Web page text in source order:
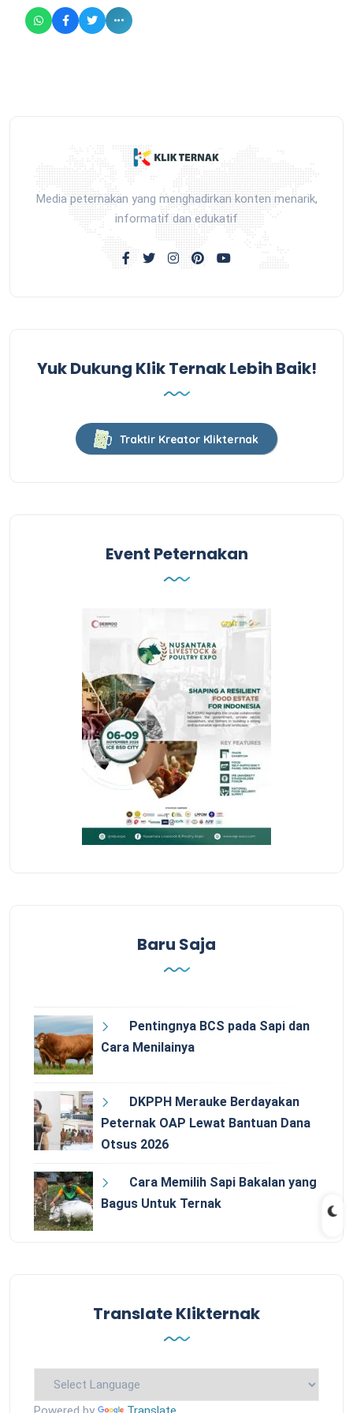
Media peternakan yang menghadirkan konten menarik,
informatif dan edukatif
Yuk Dukung Klik Ternak Lebih Baik!
Traktir Kreator Klikternak
Event Peternakan
Baru Saja
Pentingnya BCS pada Sapi dan
Cara Menilainya
DKPPH Merauke Berdayakan
Peternak OAP Lewat Bantuan Dana
Otsus 2026
Cara Memilih Sapi Bakalan yang
Bagus Untuk Ternak
Translate Klikternak